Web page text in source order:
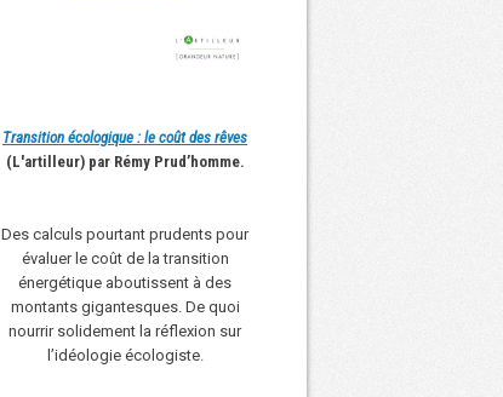
Transition écologique : le coût des rêves
(L'artilleur) par Rémy Prud’homme.
Des calculs pourtant prudents pour
évaluer le coût de la transition
énergétique aboutissent à des
montants gigantesques. De quoi
nourrir solidement la réflexion sur
l’idéologie écologiste.